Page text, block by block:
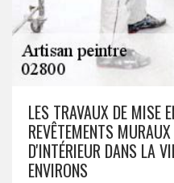
LES TRAVAUX DE MISE
REVÊTEMENTS
D'INTÉRIEUR DANS LA
ENVIRONS